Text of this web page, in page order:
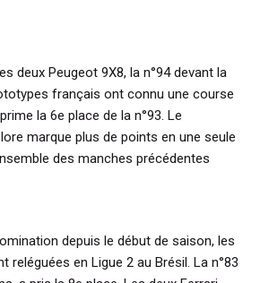
deux Peugeot 9X8, la n°94 devant la
français ont connu une course
la 6e place de la n°93. Le
marque plus de points en une seule
des manches précédentes
depuis le début de saison, les
reléguées en Ligue 2 au Brésil. La n°83